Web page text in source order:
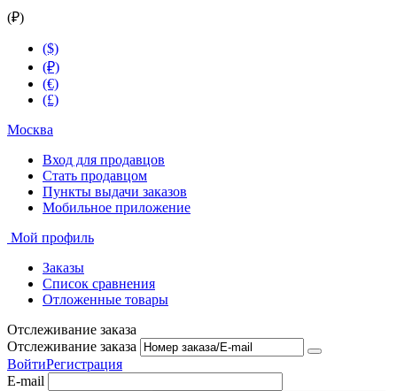
(₽)
($)
(₽)
(€)
(£)
Москва
Вход для продавцов
Стать продавцом
Пункты выдачи заказов
Мобильное приложение
Мой профиль
Заказы
Список сравнения
Отложенные товары
Отслеживание заказа
Отслеживание заказа
ВойтиРегистрация
E-mail